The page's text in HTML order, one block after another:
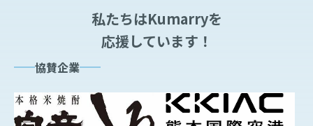
私たちはKumarryを
応援しています！
協賛企業